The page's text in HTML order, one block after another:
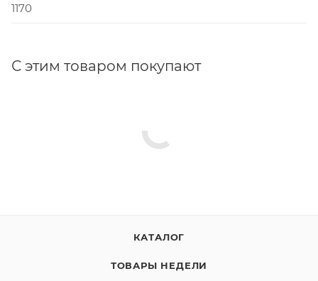
1170
С этим товаром покупают
КАТАЛОГ
ТОВАРЫ НЕДЕЛИ